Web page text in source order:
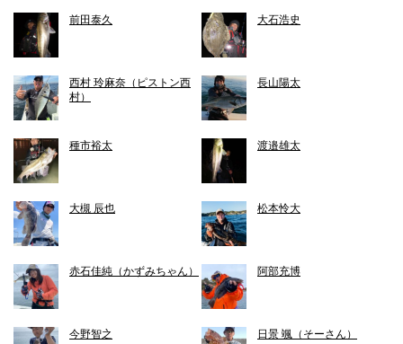
前田泰久 大石浩史
西村 玲麻奈（ピストン西
村）
長山陽太
種市裕太 渡邉雄太
大槻 辰也 松本怜大
赤石佳純（かずみちゃん） 阿部充博
今野智之 日景 颯（そーさん）